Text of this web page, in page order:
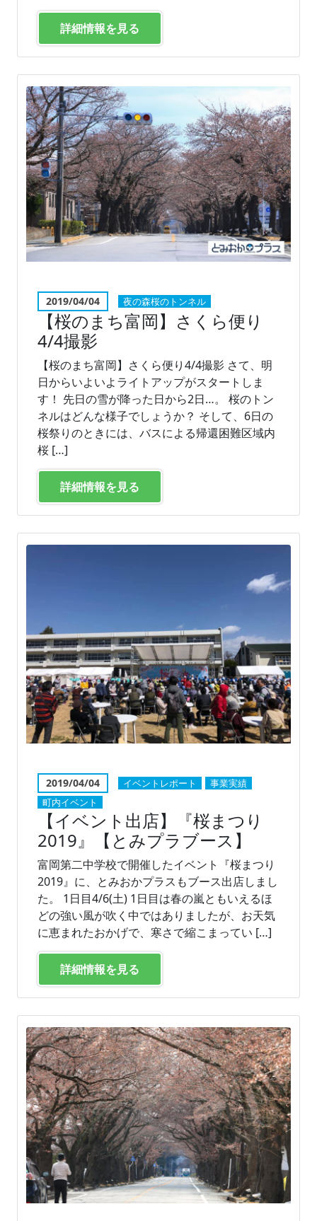
詳細情報を見る
2019/04/04 夜の森桜のトンネル
【桜のまち富岡】さくら便り
4/4撮影
【桜のまち富岡】さくら便り4/4撮影 さて、明
日からいよいよライトアップがスタートしま
す！ 先日の雪が降った日から2日…。 桜のトン
ネルはどんな様子でしょうか？ そして、6日の
桜祭りのときには、バスによる帰還困難区域内
桜 […]
詳細情報を見る
2019/04/04 イベントレポート
事業実績
町内イベント
【イベント出店】『桜まつり
2019』【とみプラブース】
富岡第二中学校で開催したイベント『桜まつり
2019』に、とみおかプラスもブース出店しまし
た。 1日目4/6(土) 1日目は春の嵐ともいえるほ
どの強い風が吹く中ではありましたが、お天気
に恵まれたおかげで、寒さで縮こまってい […]
詳細情報を見る